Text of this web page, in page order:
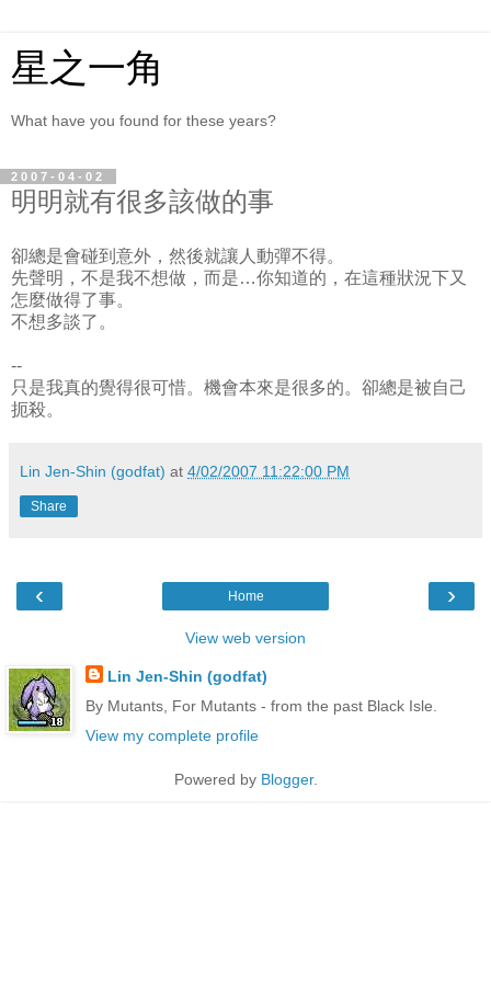
星之一角
What have you found for these years?
2007-04-02
明明就有很多該做的事
卻總是會碰到意外，然後就讓人動彈不得。
先聲明，不是我不想做，而是…你知道的，在這種狀況下又
怎麼做得了事。
不想多談了。
--
只是我真的覺得很可惜。機會本來是很多的。卻總是被自己
扼殺。
Lin Jen-Shin (godfat) at 4/02/2007 11:22:00 PM
Share
‹ ›
Home
View web version
Lin Jen-Shin (godfat)
By Mutants, For Mutants - from the past Black Isle.
View my complete profile
Powered by Blogger.